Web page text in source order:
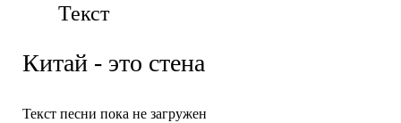
Текст
Китай - это стена
Текст песни пока не загружен